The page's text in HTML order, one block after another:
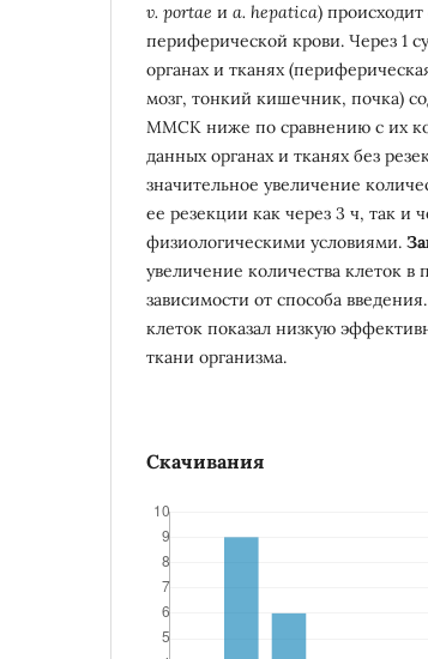
v. portae и a. hepatica)
периферической крови. Через 1
органах и тканях
мозг, тонкий кишечник, почка)
ММСК ниже по сравнению с их
данных органах и тканях без
значительное увеличение
ее резекции как через 3 ч, так и
физиологическими условиями.
увеличение количества клеток
зависимости от способа
клеток показал низкую
ткани организма.
Скачивания